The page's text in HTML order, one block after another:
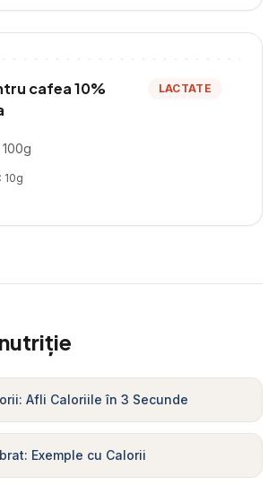
cafea 10%
LACTATE
10g
Afli Caloriile în 3 Secunde
Exemple cu Calorii